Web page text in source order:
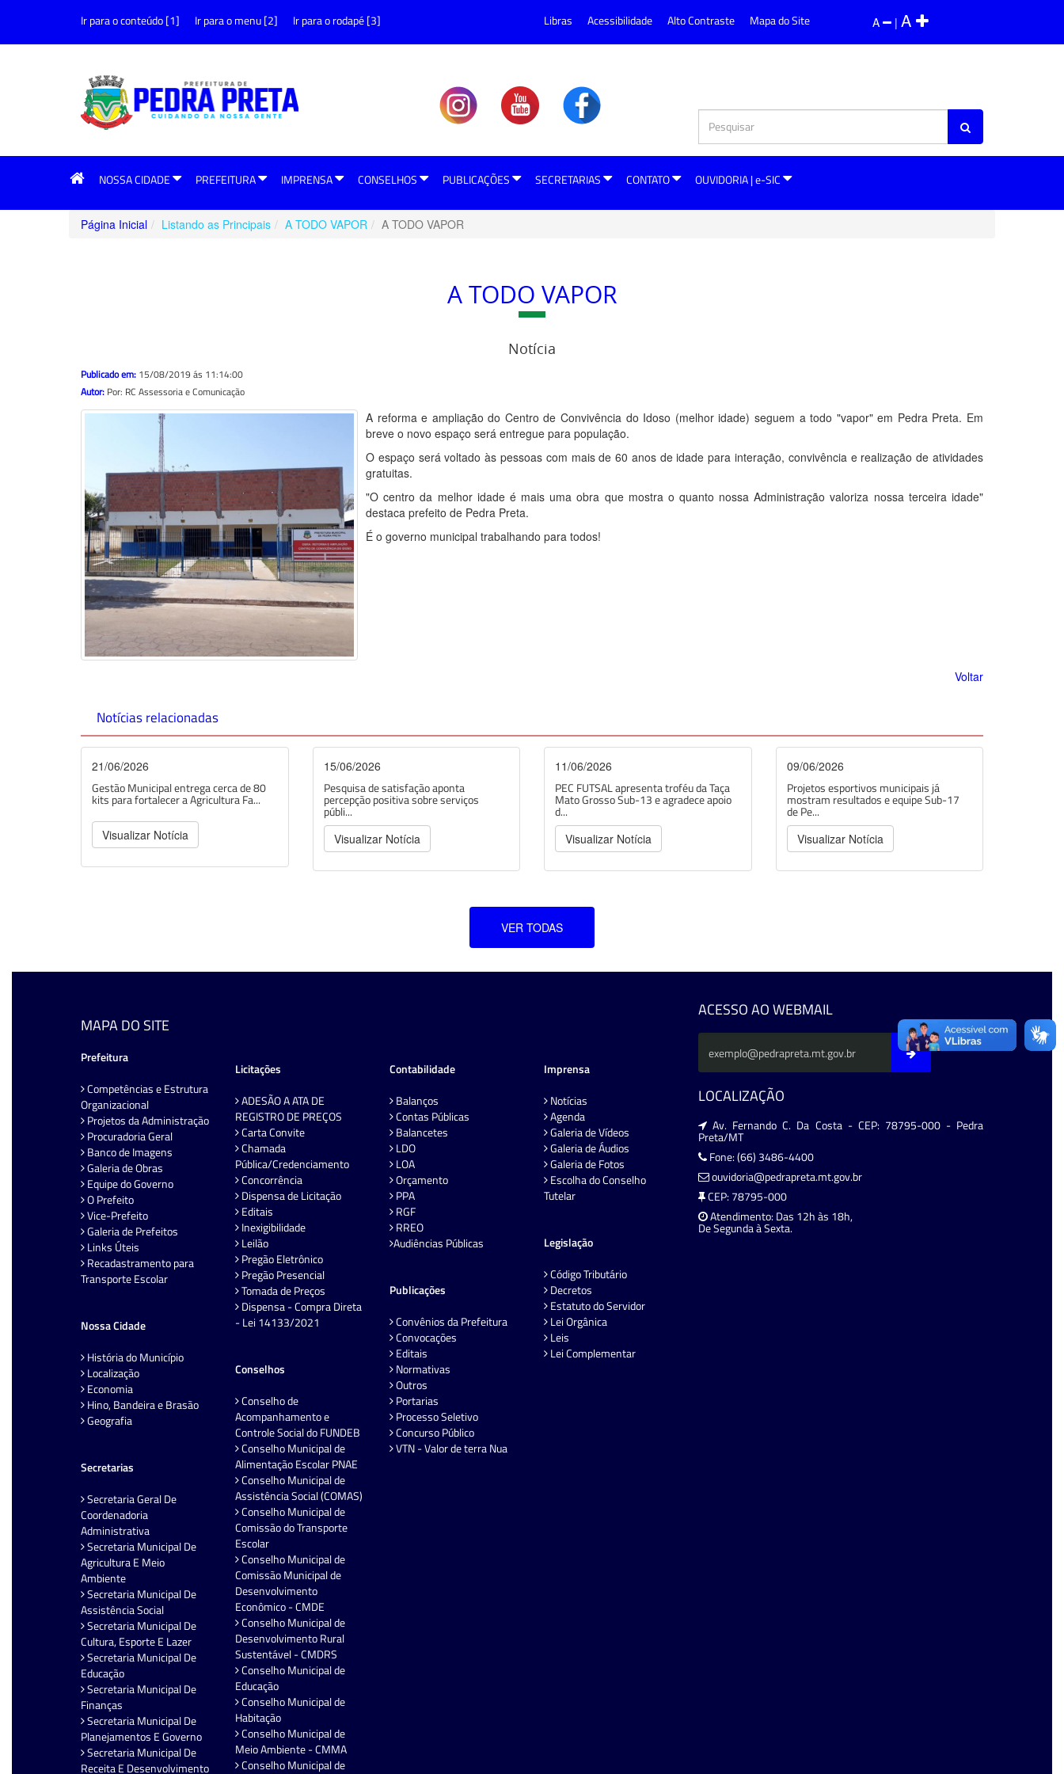
Ir para o conteúdo [1] Ir para o menu [2] Ir para o rodapé [3] A | A
Libras Acessibilidade Alto Contraste Mapa do Site
NOSSA CIDADE PREFEITURA IMPRENSA CONSELHOS PUBLICAÇÕES SECRETARIAS CONTATO OUVIDORIA | e-SIC
Página Inicial Listando as Principais A TODO VAPOR A TODO VAPOR
A TODO VAPOR
Notícia
Publicado em: 15/08/2019 ás 11:14:00
Autor: Por: RC Assessoria e Comunicação
A reforma e ampliação do Centro de Convivência do Idoso (melhor idade) seguem a todo "vapor" em Pedra Preta. Em
breve o novo espaço será entregue para população.
O espaço será voltado às pessoas com mais de 60 anos de idade para interação, convivência e realização de atividades
gratuitas.
"O centro da melhor idade é mais uma obra que mostra o quanto nossa Administração valoriza nossa terceira idade"
destaca prefeito de Pedra Preta.
É o governo municipal trabalhando para todos!
Voltar
Notícias relacionadas
21/06/2026
Gestão Municipal entrega cerca de 80
kits para fortalecer a Agricultura Fa...
Visualizar Notícia
15/06/2026
Pesquisa de satisfação aponta
percepção positiva sobre serviços
públi...
Visualizar Notícia
11/06/2026
PEC FUTSAL apresenta troféu da Taça
Mato Grosso Sub-13 e agradece apoio
d...
Visualizar Notícia
09/06/2026
Projetos esportivos municipais já
mostram resultados e equipe Sub-17
de Pe...
Visualizar Notícia
VER TODAS
MAPA DO SITE
Prefeitura
Competências e Estrutura
Organizacional
Projetos da Administração
Procuradoria Geral
Banco de Imagens
Galeria de Obras
Equipe do Governo
O Prefeito
Vice-Prefeito
Galeria de Prefeitos
Links Úteis
Recadastramento para
Transporte Escolar
Nossa Cidade
História do Município
Localização
Economia
Hino, Bandeira e Brasão
Geografia
Secretarias
Secretaria Geral De
Coordenadoria
Administrativa
Secretaria Municipal De
Agricultura E Meio
Ambiente
Secretaria Municipal De
Assistência Social
Secretaria Municipal De
Cultura, Esporte E Lazer
Secretaria Municipal De
Educação
Secretaria Municipal De
Finanças
Secretaria Municipal De
Planejamentos E Governo
Secretaria Municipal De
Receita E Desenvolvimento
Licitações
ADESÃO A ATA DE
REGISTRO DE PREÇOS
Carta Convite
Chamada
Pública/Credenciamento
Concorrência
Dispensa de Licitação
Editais
Inexigibilidade
Leilão
Pregão Eletrônico
Pregão Presencial
Tomada de Preços
Dispensa - Compra Direta
- Lei 14133/2021
Conselhos
Conselho de
Acompanhamento e
Controle Social do FUNDEB
Conselho Municipal de
Alimentação Escolar PNAE
Conselho Municipal de
Assistência Social (COMAS)
Conselho Municipal de
Comissão do Transporte
Escolar
Conselho Municipal de
Comissão Municipal de
Desenvolvimento
Econômico - CMDE
Conselho Municipal de
Desenvolvimento Rural
Sustentável - CMDRS
Conselho Municipal de
Educação
Conselho Municipal de
Habitação
Conselho Municipal de
Meio Ambiente - CMMA
Conselho Municipal de
Contabilidade
Balanços
Contas Públicas
Balancetes
LDO
LOA
Orçamento
PPA
RGF
RREO
Audiências Públicas
Publicações
Convênios da Prefeitura
Convocações
Editais
Normativas
Outros
Portarias
Processo Seletivo
Concurso Público
VTN - Valor de terra Nua
Imprensa
Notícias
Agenda
Galeria de Vídeos
Galeria de Áudios
Galeria de Fotos
Escolha do Conselho
Tutelar
Legislação
Código Tributário
Decretos
Estatuto do Servidor
Lei Orgânica
Leis
Lei Complementar
ACESSO AO WEBMAIL
LOCALIZAÇÃO
Av. Fernando C. Da Costa - CEP: 78795-000 - Pedra
Preta/MT
Fone: (66) 3486-4400
ouvidoria@pedrapreta.mt.gov.br
CEP: 78795-000
Atendimento: Das 12h às 18h,
De Segunda à Sexta.